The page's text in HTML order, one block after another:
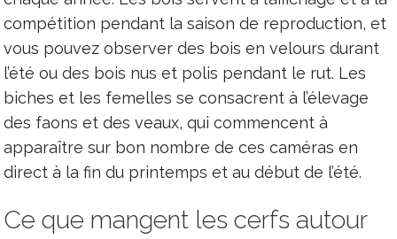
compétition pendant la saison de reproduction, et
vous pouvez observer des bois en velours durant
l’été ou des bois nus et polis pendant le rut. Les
biches et les femelles se consacrent à l’élevage
des faons et des veaux, qui commencent à
apparaître sur bon nombre de ces caméras en
direct à la fin du printemps et au début de l’été.
Ce que mangent les cerfs autour